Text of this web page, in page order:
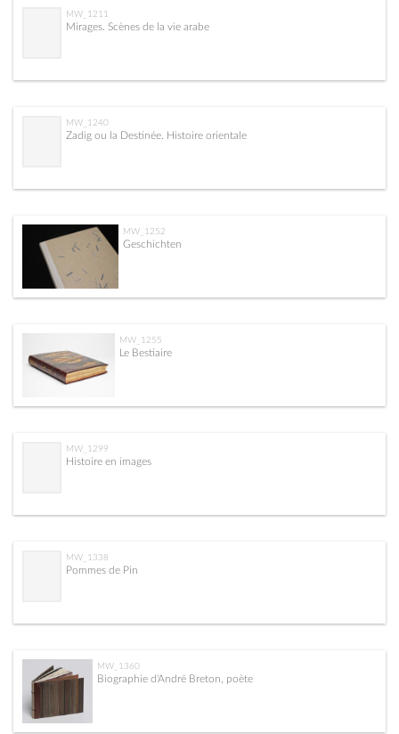
MW_1211
Mirages. Scènes de la vie arabe
MW_1240
Zadig ou la Destinée. Histoire orientale
MW_1252
Geschichten
MW_1255
Le Bestiaire
MW_1299
Histoire en images
MW_1338
Pommes de Pin
MW_1360
Biographie d'André Breton, poète